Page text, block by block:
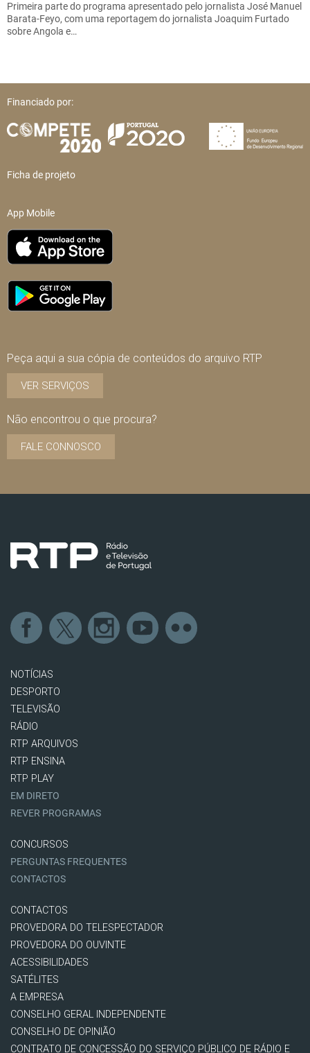
Primeira parte do programa apresentado pelo jornalista José Manuel
Barata-Feyo, com uma reportagem do jornalista Joaquim Furtado
sobre Angola e…
Financiado por:
Ficha de projeto
App Mobile
Peça aqui a sua cópia de conteúdos do arquivo RTP
VER SERVIÇOS
Não encontrou o que procura?
FALE CONNOSCO
NOTÍCIAS
DESPORTO
TELEVISÃO
RÁDIO
RTP ARQUIVOS
RTP ENSINA
RTP PLAY
EM DIRETO
REVER PROGRAMAS
CONCURSOS
PERGUNTAS FREQUENTES
CONTACTOS
CONTACTOS
PROVEDORA DO TELESPECTADOR
PROVEDORA DO OUVINTE
ACESSIBILIDADES
SATÉLITES
A EMPRESA
CONSELHO GERAL INDEPENDENTE
CONSELHO DE OPINIÃO
CONTRATO DE CONCESSÃO DO SERVIÇO PÚBLICO DE RÁDIO E